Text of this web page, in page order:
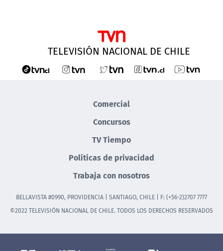
TELEVISIÓN NACIONAL DE CHILE
Comercial
Concursos
TV Tiempo
Políticas de privacidad
Trabaja con nosotros
BELLAVISTA #0990, PROVIDENCIA | SANTIAGO, CHILE | F: (+56-2)2707 7777
©2022 TELEVISIÓN NACIONAL DE CHILE. TODOS LOS DERECHOS RESERVADOS